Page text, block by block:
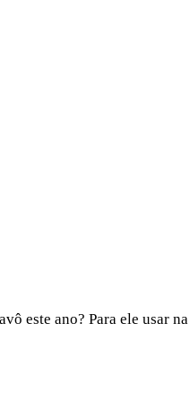
este ano? Para ele usar